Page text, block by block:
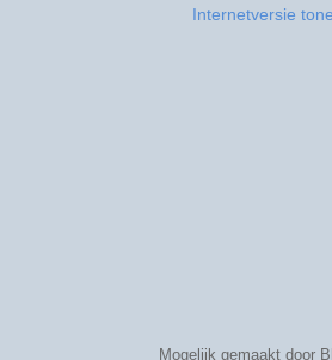
Internetversie
Mogelijk gemaakt door